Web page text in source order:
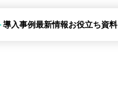
導入事例最新情報お役立ち資料